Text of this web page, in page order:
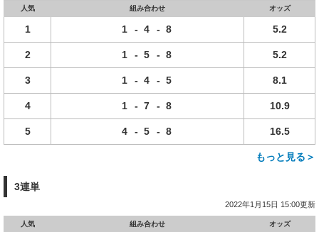
人気 組み合わせ オッズ
1 1 - 4 - 8 5.2
2 1 - 5 - 8 5.2
3 1 - 4 - 5 8.1
4 1 - 7 - 8 10.9
5 4 - 5 - 8 16.5
もっと見る＞
3連単
2022年1月15日 15:00更新
人気 組み合わせ オッズ